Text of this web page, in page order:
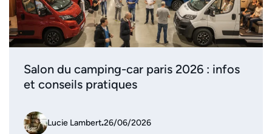
Salon du camping-car paris 2026 : infos
et conseils pratiques
Lucie Lambert.26/06/2026